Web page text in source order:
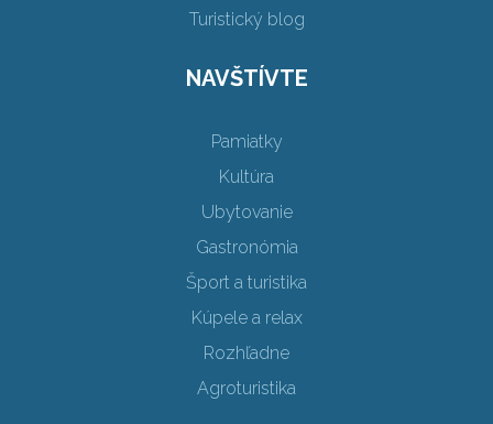
Turistický blog
NAVŠTÍVTE
Pamiatky
Kultúra
Ubytovanie
Gastronómia
Šport a turistika
Kúpele a relax
Rozhľadne
Agroturistika